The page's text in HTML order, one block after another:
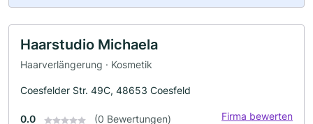
Haarstudio Michaela
Haarverlängerung · Kosmetik
Coesfelder Str. 49C, 48653 Coesfeld
0.0 (0 Bewertungen) Firma bewerten